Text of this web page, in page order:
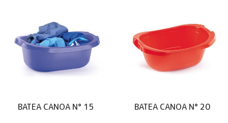
BATEA CANOA N° 15 BATEA CANOA N° 20